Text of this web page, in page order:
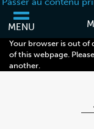
MENU
Your browser is out of
of this webpage.
another.